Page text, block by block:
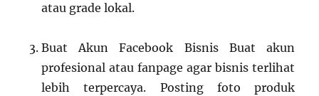
atau grade lokal.
Buat Akun Facebook Bisnis Buat akun
profesional atau fanpage agar bisnis terlihat
lebih terpercaya. Posting foto produk